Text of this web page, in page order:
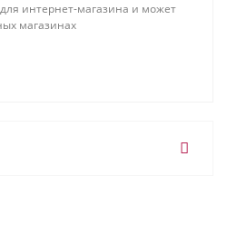
интернет-магазина и может
магазинах